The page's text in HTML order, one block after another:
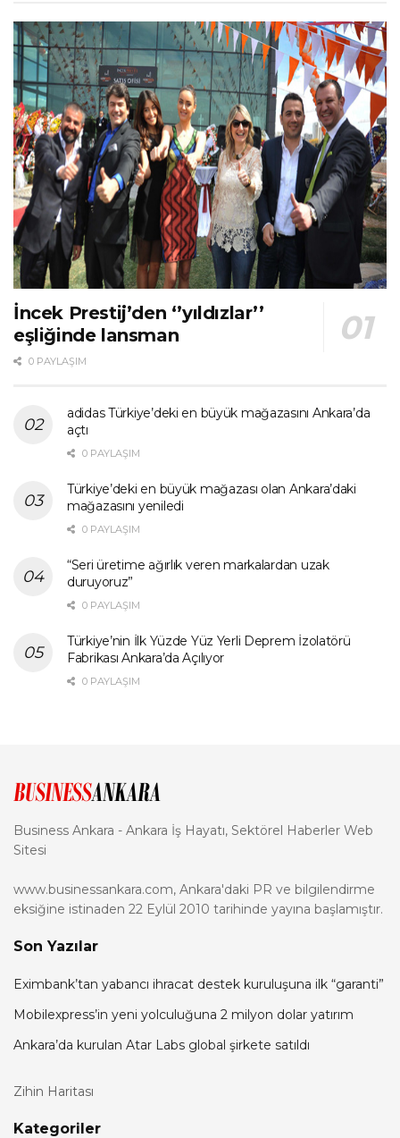
İncek Prestij’den ‘’yıldızlar’’
eşliğinde lansman
0 PAYLAŞIM
adidas Türkiye’deki en büyük mağazasını Ankara’da
açtı
0 PAYLAŞIM
Türkiye’deki en büyük mağazası olan Ankara’daki
mağazasını yeniledi
0 PAYLAŞIM
“Seri üretime ağırlık veren markalardan uzak
duruyoruz”
0 PAYLAŞIM
Türkiye’nin İlk Yüzde Yüz Yerli Deprem İzolatörü
Fabrikası Ankara’da Açılıyor
0 PAYLAŞIM
Business Ankara - Ankara İş Hayatı, Sektörel Haberler Web
Sitesi
www.businessankara.com, Ankara'daki PR ve bilgilendirme
eksiğine istinaden 22 Eylül 2010 tarihinde yayına başlamıştır.
Son Yazılar
Eximbank’tan yabancı ihracat destek kuruluşuna ilk “garanti”
Mobilexpress’in yeni yolculuğuna 2 milyon dolar yatırım
Ankara’da kurulan Atar Labs global şirkete satıldı
Zihin Haritası
Kategoriler